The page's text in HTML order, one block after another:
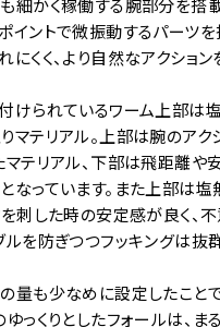
細かく稼働する腕部分を搭
イントで微振動するパーツ
にくく、より自然なアクション
けられているワーム上部は
マテリアル。上部は腕のアク
マテリアル、下部は飛距離や
なっています。また上部は塩
を刺した時の安定感が良く、
ルを防ぎつつフッキングは抜
量も少なめに設定したこと
ゆっくりとしたフォールは、